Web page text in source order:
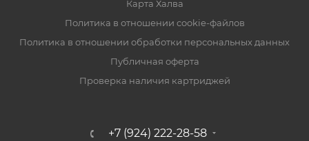
Карта Халва
Политика в отношении cookie-файлов
Политика в отношении обработки персональных данных
Публичная оферта
Проверка наличия картриджей
+7 (924) 222-28-58